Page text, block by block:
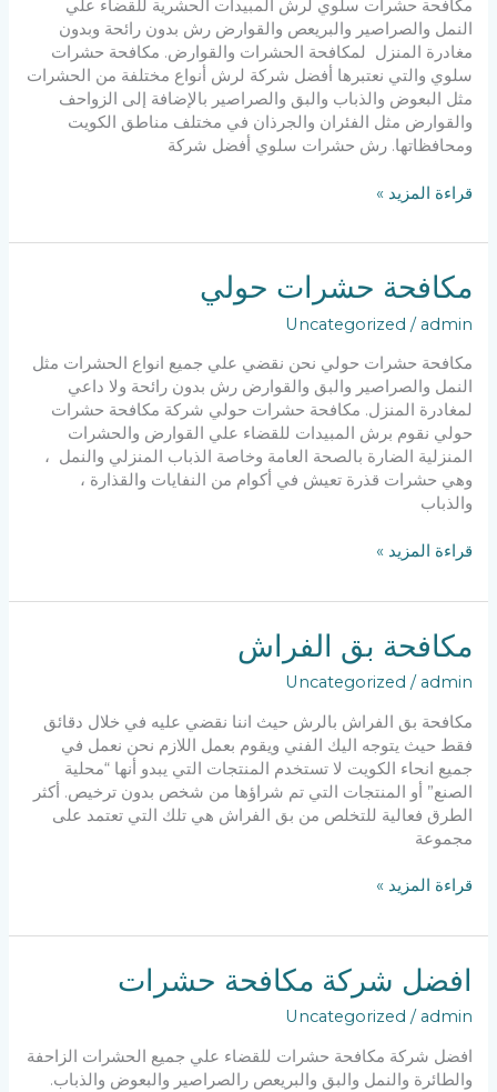
مكافحة حشرات سلوي لرش المبيدات الحشرية للقضاء علي
النمل والصراصير والبريعص والقوارض رش بدون رائحة وبدون
مغادرة المنزل لمكافحة الحشرات والقوارض. مكافحة حشرات
سلوي والتي نعتبرها أفضل شركة لرش أنواع مختلفة من الحشرات
مثل البعوض والذباب والبق والصراصير بالإضافة إلى الزواحف
والقوارض مثل الفئران والجرذان في مختلف مناطق الكويت
ومحافظاتها. رش حشرات سلوي أفضل شركة
مكافحة
سلوي
قراءة المزيد »
مكافحة حشرات حولي
Uncategorized / admin
مكافحة حشرات حولي نحن نقضي علي جميع انواع الحشرات مثل
النمل والصراصير والبق والقوارض رش بدون رائحة ولا داعي
لمغادرة المنزل. مكافحة حشرات حولي شركة مكافحة حشرات
حولي نقوم برش المبيدات للقضاء علي القوارض والحشرات
المنزلية الضارة بالصحة العامة وخاصة الذباب المنزلي والنمل ،
وهي حشرات قذرة تعيش في أكوام من النفايات والقذارة ،
والذباب
مكافحة
حولي
قراءة المزيد »
مكافحة بق الفراش
Uncategorized / admin
مكافحة بق الفراش بالرش حيث اننا نقضي عليه في خلال دقائق
فقط حيث يتوجه اليك الفني ويقوم بعمل اللازم نحن نعمل في
جميع انحاء الكويت لا تستخدم المنتجات التي يبدو أنها “محلية
الصنع” أو المنتجات التي تم شراؤها من شخص بدون ترخيص. أكثر
الطرق فعالية للتخلص من بق الفراش هي تلك التي تعتمد على
مجموعة
مكافحة
الفراش
قراءة المزيد »
افضل شركة مكافحة حشرات
Uncategorized / admin
افضل شركة مكافحة حشرات للقضاء علي جميع الحشرات الزاحفة
والطائرة والنمل والبق والبريعص رالصراصير والبعوض والذباب.